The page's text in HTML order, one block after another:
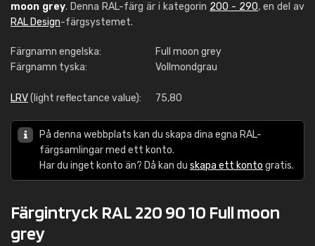
moon grey. Denna RAL-färg är i kategorin 200 - 290, en del av
RAL Design-färgsystemet.
Färgnamn engelska:
Full moon grey
Färgnamn tyska:
Vollmondgrau
LRV(light reflectance value): 75,80
På denna webbplats kan du skapa dina egna RAL-
färgsamlingar med ett konto.
Har du inget konto än? Då kan du skapa ett konto gratis.
Färgintryck RAL 220 90 10 Full moon
grey